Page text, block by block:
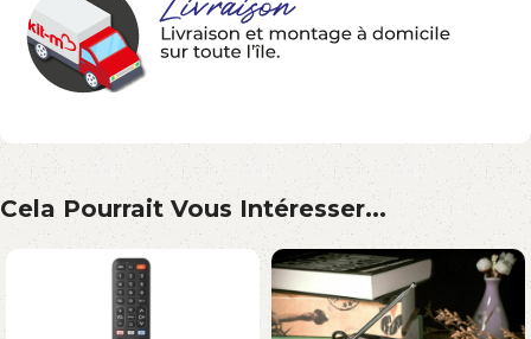
Cela Pourrait Vous Intéresser...